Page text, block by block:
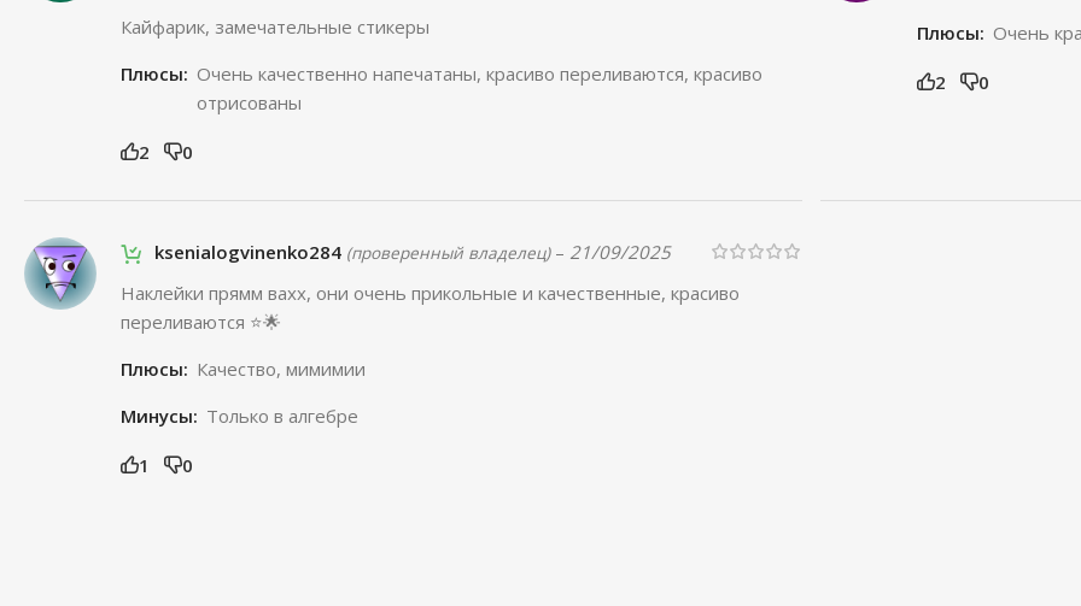
Кайфарик, замечательные стикеры
Плюсы: Очень качественно напечатаны, красиво переливаются, красиво
отрисованы
2 0
Плюсы: Очень
2 0
ksenialogvinenko284 (проверенный владелец) – 21/09/2025
Наклейки прямм вахх, они очень прикольные и качественные, красиво
переливаются ⭐🌟
Плюсы: Качество, мимимии
Минусы: Только в алгебре
1 0